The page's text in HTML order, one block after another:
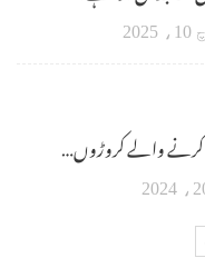
کرنے والے کروڑوں…